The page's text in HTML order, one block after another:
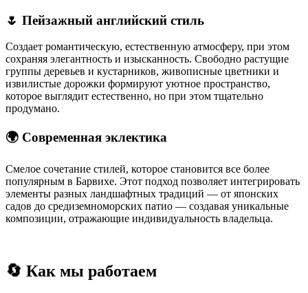
🌷 Пейзажный английский стиль
Создает романтическую, естественную атмосферу, при этом
сохраняя элегантность и изысканность. Свободно растущие
группы деревьев и кустарников, живописные цветники и
извилистые дорожки формируют уютное пространство,
которое выглядит естественно, но при этом тщательно
продумано.
🌍 Современная эклектика
Смелое сочетание стилей, которое становится все более
популярным в Барвихе. Этот подход позволяет интегрировать
элементы разных ландшафтных традиций — от японских
садов до средиземноморских патио — создавая уникальные
композиции, отражающие индивидуальность владельца.
🔄 Как мы работаем